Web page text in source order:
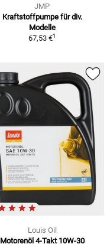
JMP
Kraftstoffpumpe für div.
Modelle
67,53 €1
Louis Oil
Motorenöl 4-Takt 10W-30